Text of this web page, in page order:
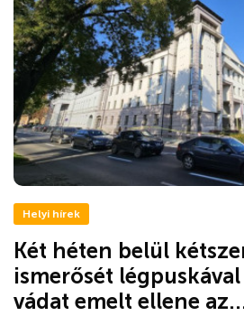
Helyi hírek
Két héten belül
ismerősét
vádat emelt ellene